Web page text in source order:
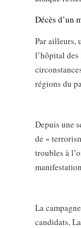
Décès d’un
Par ailleurs,
l’hôpital des
régions du
Depuis une
de «
troubles à
La
candidats,